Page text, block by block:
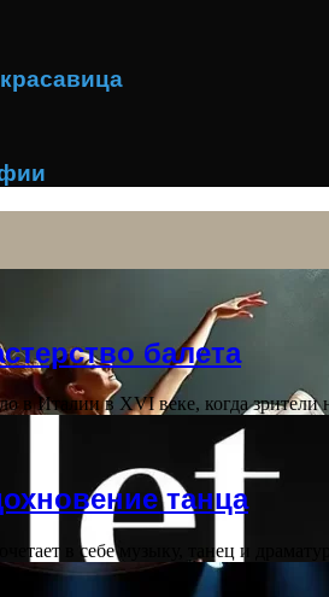
балета
в Италии в XVI веке, когда
танца
в себе музыку, танец и